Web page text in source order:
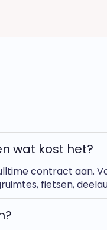
wat kost het?
contract aan.
fietsen,